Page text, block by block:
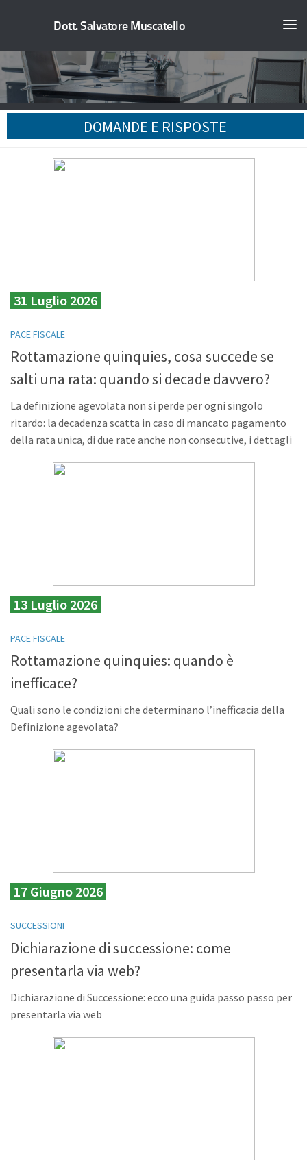
Dott. Salvatore Muscatello
DOMANDE E RISPOSTE
31 Luglio 2026
PACE FISCALE
Rottamazione quinquies, cosa succede se
salti una rata: quando si decade davvero?
La definizione agevolata non si perde per ogni singolo
ritardo: la decadenza scatta in caso di mancato pagamento
della rata unica, di due rate anche non consecutive, i dettagli
13 Luglio 2026
PACE FISCALE
Rottamazione quinquies: quando è
inefficace?
Quali sono le condizioni che determinano l’inefficacia della
Definizione agevolata?
17 Giugno 2026
SUCCESSIONI
Dichiarazione di successione: come
presentarla via web?
Dichiarazione di Successione: ecco una guida passo passo per
presentarla via web